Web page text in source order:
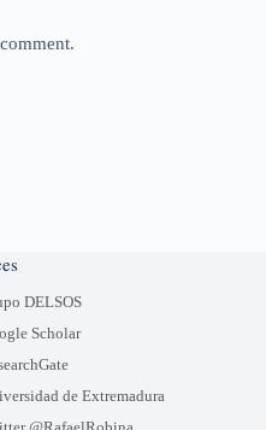
DELSOS
Scholar
de Extremadura